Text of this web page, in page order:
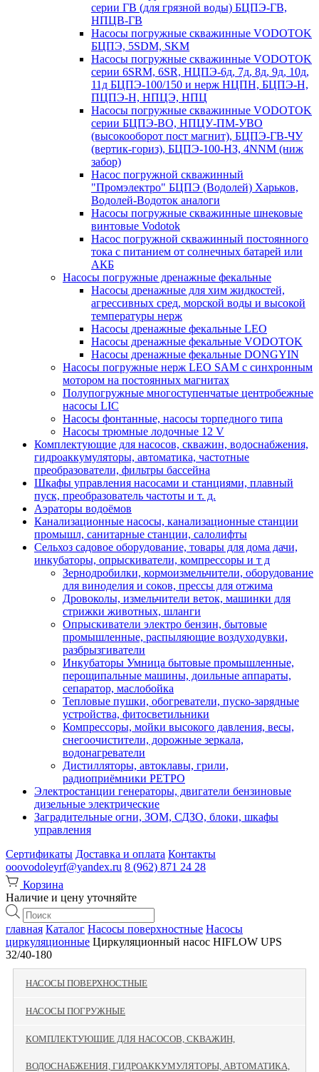
серии ГВ (для грязной воды) БЦПЭ-ГВ,
НПЦВ-ГВ
Насосы погружные скважинные VODOTOK
БЦПЭ, 5SDM, SKM
Насосы погружные скважинные VODOTOK
серии 6SRM, 6SR, НЦПЭ-6д, 7д, 8д, 9д, 10д,
11д БЦПЭ-100/150 и нерж НЦПН, БЦПЭ-Н,
ПЦПЭ-Н, НПЦЭ, НПЦ
Насосы погружные скважинные VODOTOK
серии БЦПЭ-ВО, НПЦУ-ПМ-УВО
(высокооборот пост магнит), БЦПЭ-ГВ-ЧУ
(вертик-гориз), БЦПЭ-100-НЗ, 4NNM (ниж
забор)
Насос погружной скважинный
"Промэлектро" БЦПЭ (Водолей) Харьков,
Водолей-Водоток аналоги
Насосы погружные скважинные шнековые
винтовые Vodotok
Насос погружной скважинный постоянного
тока с питанием от солнечных батарей или
АКБ
Насосы погружные дренажные фекальные
Насосы дренажные для хим жидкостей,
агрессивных сред, морской воды и высокой
температуры нерж
Насосы дренажные фекальные LEO
Насосы дренажные фекальные VODOTOK
Насосы дренажные фекальные DONGYIN
Насосы погружные нерж LEO SAM с синхронным
мотором на постоянных магнитах
Полупогружные многоступенчатые центробежные
насосы LIC
Насосы фонтанные, насосы торпедного типа
Насосы трюмные лодочные 12 V
Комплектующие для насосов, скважин, водоснабжения,
гидроаккумуляторы, автоматика, частотные
преобразователи, фильтры бассейна
Шкафы управления насосами и станциями, плавный
пуск, преобразователь частоты и т. д.
Аэраторы водоёмов
Канализационные насосы, канализационные станции
промышл, санитарные станции, салолифты
Сельхоз садовое оборудование, товары для дома дачи,
инкубаторы, опрыскиватели, компрессоры и т д
Зернодробилки, кормоизмельчители, оборудование
для виноделия и соков, прессы для отжима
Дровоколы, измельчители веток, машинки для
стрижки животных, шланги
Опрыскиватели электро бензин, бытовые
промышленные, распыляющие воздуходувки,
разбрызгиватели
Инкубаторы Умница бытовые промышленные,
перощипальные машины, доильные аппараты,
сепаратор, маслобойка
Тепловые пушки, обогреватели, пуско-зарядные
устройства, фитосветильники
Компрессоры, мойки высокого давления, весы,
снегоочистители, дорожные зеркала,
водонагреватели
Дистилляторы, автоклавы, грили,
радиоприёмники РЕТРО
Электростанции генераторы, двигатели бензиновые
дизельные электрические
Заградительные огни, ЗОМ, СДЗО, блоки, шкафы
управления
Сертификаты Доставка и оплата Контакты
ooovodoleyrf@yandex.ru 8 (962) 871 24 28
Корзина
Наличие и цену уточняйте
Поиск
товаров
главная Каталог Насосы поверхностные Насосы
циркуляционные Циркуляционный насос HIFLOW UPS
32/40-180
НАСОСЫ ПОВЕРХНОСТНЫЕ
НАСОСЫ ПОГРУЖНЫЕ
КОМПЛЕКТУЮЩИЕ ДЛЯ НАСОСОВ, СКВАЖИН,
ВОДОСНАБЖЕНИЯ, ГИДРОАККУМУЛЯТОРЫ, АВТОМАТИКА,